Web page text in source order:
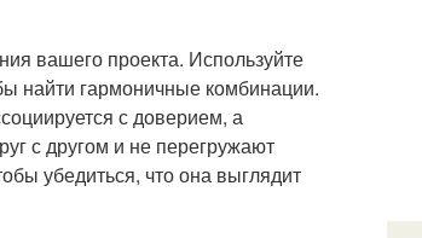
вашего проекта. Используйте
найти гармоничные комбинации.
с доверием, а
с другом и не перегружают
убедиться, что она выглядит